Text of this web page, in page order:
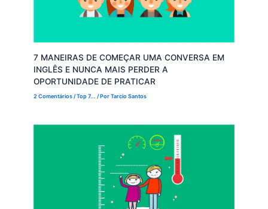
7 MANEIRAS DE COMEÇAR UMA CONVERSA EM
INGLÊS E NUNCA MAIS PERDER A
OPORTUNIDADE DE PRATICAR
2 Comentários /Top 7... / PorTarcio Santos